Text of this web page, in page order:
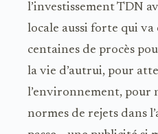
l’investissement TDN
locale aussi forte qui
centaines de procès
la vie d’autrui, pour
l’environnement, pour
normes de rejets dans